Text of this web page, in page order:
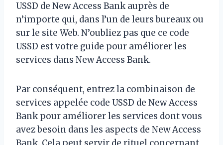
USSD de New Access Bank auprès de
n’importe qui, dans l’un de leurs bureaux ou
sur le site Web. N’oubliez pas que ce code
USSD est votre guide pour améliorer les
services dans New Access Bank.
Par conséquent, entrez la combinaison de
services appelée code USSD de New Access
Bank pour améliorer les services dont vous
avez besoin dans les aspects de New Access